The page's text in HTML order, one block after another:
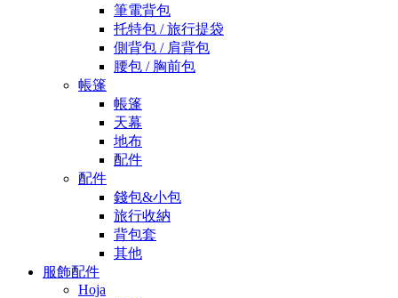
筆電背包
托特包 / 旅行提袋
側背包 / 肩背包
腰包 / 胸前包
帳篷
帳篷
天幕
地布
配件
配件
錢包&小包
旅行收納
背包套
其他
服飾配件
Hoja